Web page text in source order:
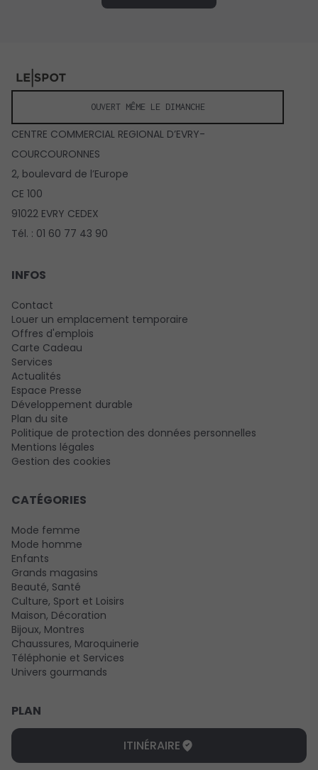
OUVERT MÊME LE DIMANCHE
CENTRE COMMERCIAL REGIONAL D’EVRY-
COURCOURONNES
2, boulevard de l’Europe
CE 100
91022 EVRY CEDEX
Tél. : 01 60 77 43 90
INFOS
Contact
Louer un emplacement temporaire
Offres d'emplois
Carte Cadeau
Services
Actualités
Espace Presse
Développement durable
Plan du site
Politique de protection des données personnelles
Mentions légales
Gestion des cookies
CATÉGORIES
Mode femme
Mode homme
Enfants
Grands magasins
Beauté, Santé
Culture, Sport et Loisirs
Maison, Décoration
Bijoux, Montres
Chaussures, Maroquinerie
Téléphonie et Services
Univers gourmands
PLAN
ITINÉRAIRE